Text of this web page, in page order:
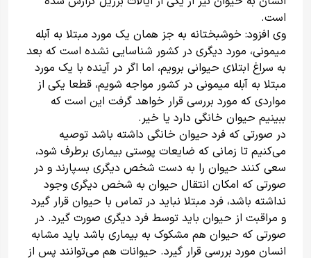
است.
وی افزود: خوشبختانه به جز همان یک مورد مبتلا به آبله
میمونی، مورد دیگری در کشور شناسایی نشده است که بعد
به سراغ ابتلای حیوانی برویم، اما اگر در آینده با یک مورد
مبتلا به آبله میمونی در کشور مواجه شویم، قطعا یکی از
مواردی که مورد بررسی قرار خواهد گرفت این است که
ببینیم حیوان خانگی دارد یا خیر.
در صورتی که فرد حیوان خانگی داشته باشد توصیه
می‌کنیم تا زمانی که ضایعات پوستی بیماری برطرف شود،
سعی کنند حیوان را به دست شخص دیگری بسپارند و در
صورتی که امکان انتقال حیوان به شخص دیگری وجود
نداشته باشد، فرد مبتلا نباید در تماس با حیوان قرار گیرد
و مراقبت از حیوان باید توسط فرد دیگری صورت گیرد. در
صورتی که حیوان هم مشکوک به بیماری باشد باید مشابه
انسان مورد بررسی قرار گیرد. حیوانات هم می‌توانند پس از